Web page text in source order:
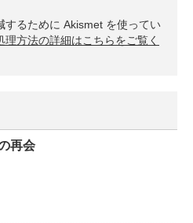
するために Akismet を使ってい
理方法の詳細はこちらをご覧く
再会